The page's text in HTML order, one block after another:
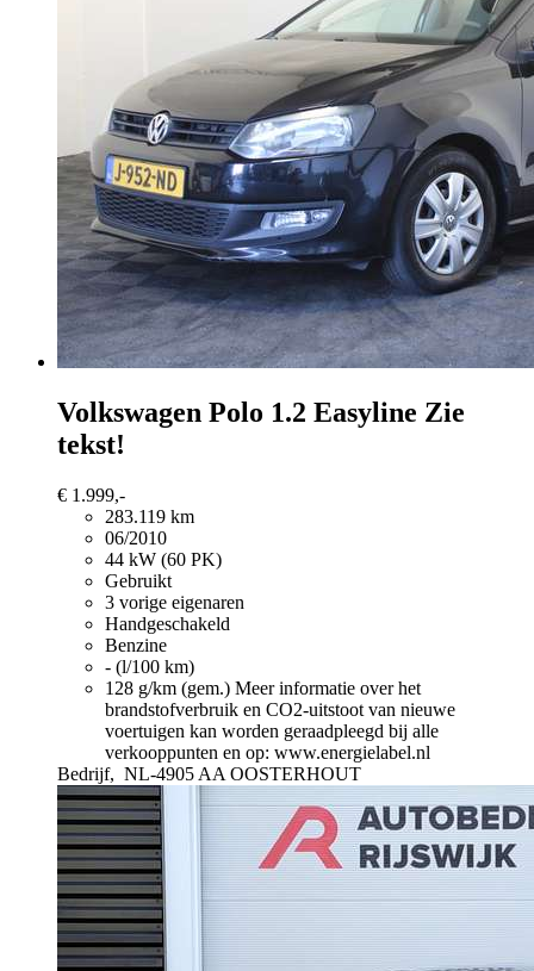
Volkswagen Polo 1.2 Easyline Zie
tekst!
€ 1.999,-
283.119 km
06/2010
44 kW (60 PK)
Gebruikt
3 vorige eigenaren
Handgeschakeld
Benzine
- (l/100 km)
128 g/km (gem.) Meer informatie over het
brandstofverbruik en CO2-uitstoot van nieuwe
voertuigen kan worden geraadpleegd bij alle
verkooppunten en op: www.energielabel.nl
Bedrijf, NL-4905 AA OOSTERHOUT